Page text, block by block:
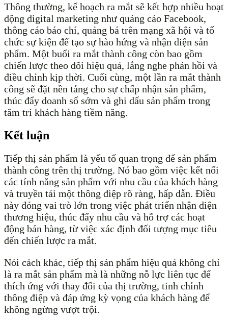
Thông thường, kế hoạch ra mắt sẽ kết hợp nhiều hoạt
động digital marketing như quảng cáo Facebook,
thông cáo báo chí, quảng bá trên mạng xã hội và tổ
chức sự kiện để tạo sự hào hứng và nhận diện sản
phẩm. Một buổi ra mắt thành công còn bao gồm
chiến lược theo dõi hiệu quả, lắng nghe phản hồi và
điều chỉnh kịp thời. Cuối cùng, một lần ra mắt thành
công sẽ đặt nền tảng cho sự chấp nhận sản phẩm,
thúc đẩy doanh số sớm và ghi dấu sản phẩm trong
tâm trí khách hàng tiềm năng.
Kết luận
Tiếp thị sản phẩm là yếu tố quan trọng để sản phẩm
thành công trên thị trường. Nó bao gồm việc kết nối
các tính năng sản phẩm với nhu cầu của khách hàng
và truyền tải một thông điệp rõ ràng, hấp dẫn. Điều
này đóng vai trò lớn trong việc phát triển nhận diện
thương hiệu, thúc đẩy nhu cầu và hỗ trợ các hoạt
động bán hàng, từ việc xác định đối tượng mục tiêu
đến chiến lược ra mắt.
Nói cách khác, tiếp thị sản phẩm hiệu quả không chỉ
là ra mắt sản phẩm mà là những nỗ lực liên tục để
thích ứng với thay đổi của thị trường, tinh chỉnh
thông điệp và đáp ứng kỳ vọng của khách hàng để
không ngừng vượt trội.